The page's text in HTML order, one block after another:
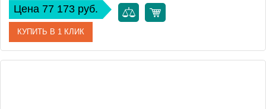
Цена 77 173 руб.
КУПИТЬ В 1 КЛИК